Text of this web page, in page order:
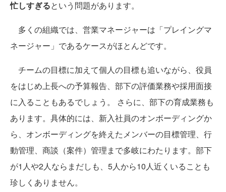
忙しすぎるという問題があります。
多くの組織では、営業マネージャーは「プレイングマ
ネージャー」であるケースがほとんどです。
チームの目標に加えて個人の目標も追いながら、役員
をはじめ上長への予算報告、部下の評価業務や採用面接
に入ることもあるでしょう。 さらに、部下の育成業務も
あります。具体的には、新入社員のオンボーディングか
ら、オンボーディングを終えたメンバーの目標管理、行
動管理、商談（案件）管理まで多岐にわたります。部下
が1人や2人ならまだしも、5人から10人近くいることも
珍しくありません。